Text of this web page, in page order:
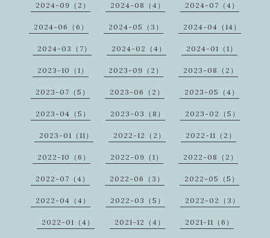
2024-09（2） 2024-08（4） 2024-07（4）
2024-06（6） 2024-05（3） 2024-04（14）
2024-03（7） 2024-02（4） 2024-01（1）
2023-10（1） 2023-09（2） 2023-08（2）
2023-07（5） 2023-06（2） 2023-05（4）
2023-04（5） 2023-03（8） 2023-02（5）
2023-01（11） 2022-12（2） 2022-11（2）
2022-10（6） 2022-09（1） 2022-08（2）
2022-07（4） 2022-06（3） 2022-05（5）
2022-04（4） 2022-03（5） 2022-02（3）
2022-01（4） 2021-12（4） 2021-11（6）